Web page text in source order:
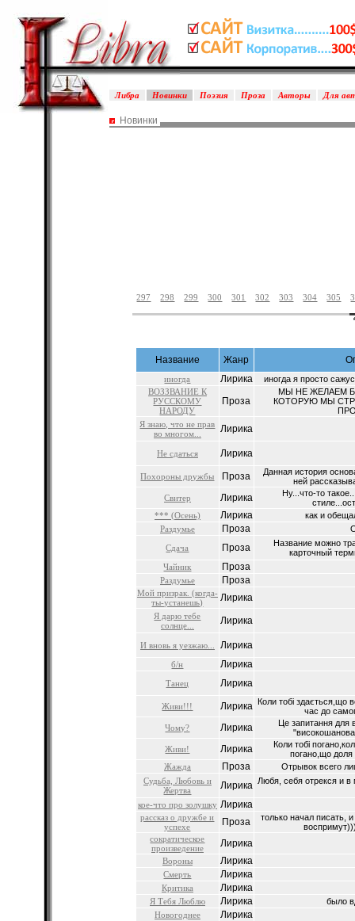
Либра Новинки Поэзия Проза Авторы Для
Новинки
297 298 299 300 301 302 303 304 305
Название Жанр
иногда Лирика
иногда я просто
ВОЗЗВАНИЕ К
РУССКОМУ
НАРОДУ
Проза
МЫ НЕ ЖЕЛАЕМ
КОТОРУЮ МЫ
Я знаю, что не прав
во многом...
Лирика
Не сдаться Лирика
Похороны дружбы Проза
Данная история
ней
Свитер
Лирика
Ну...что-то
*** (Осень)
Лирика
как и
Раздумье
Проза
Сдача
Проза
Название можно
карточный
Чайник
Проза
Раздумье Проза
Мой призрак. (когда-
ты-устанешь)
Лирика
Я дарю тебе
солнце...
Лирика
И вновь я уезжаю... Лирика
б/н Лирика
Танец Лирика
Живи!!! Лирика Коли тобі здається,що
час до
Чому?
Лирика
Це запитання для
Живи!
Лирика
Коли тобі
погано,що доля
Жажда
Проза
Отрывок всего
Судьба, Любовь и
Жертва
Лирика Любя, себя отрекся и
кое-что про золушку Лирика
рассказ о дружбе и
успехе
Проза
только начал писать,
сократическое
произведение
Лирика
Вороны Лирика
Смерть Лирика
Критика Лирика
Я Тебя Люблю Лирика
было
Новогоднее
Лирика